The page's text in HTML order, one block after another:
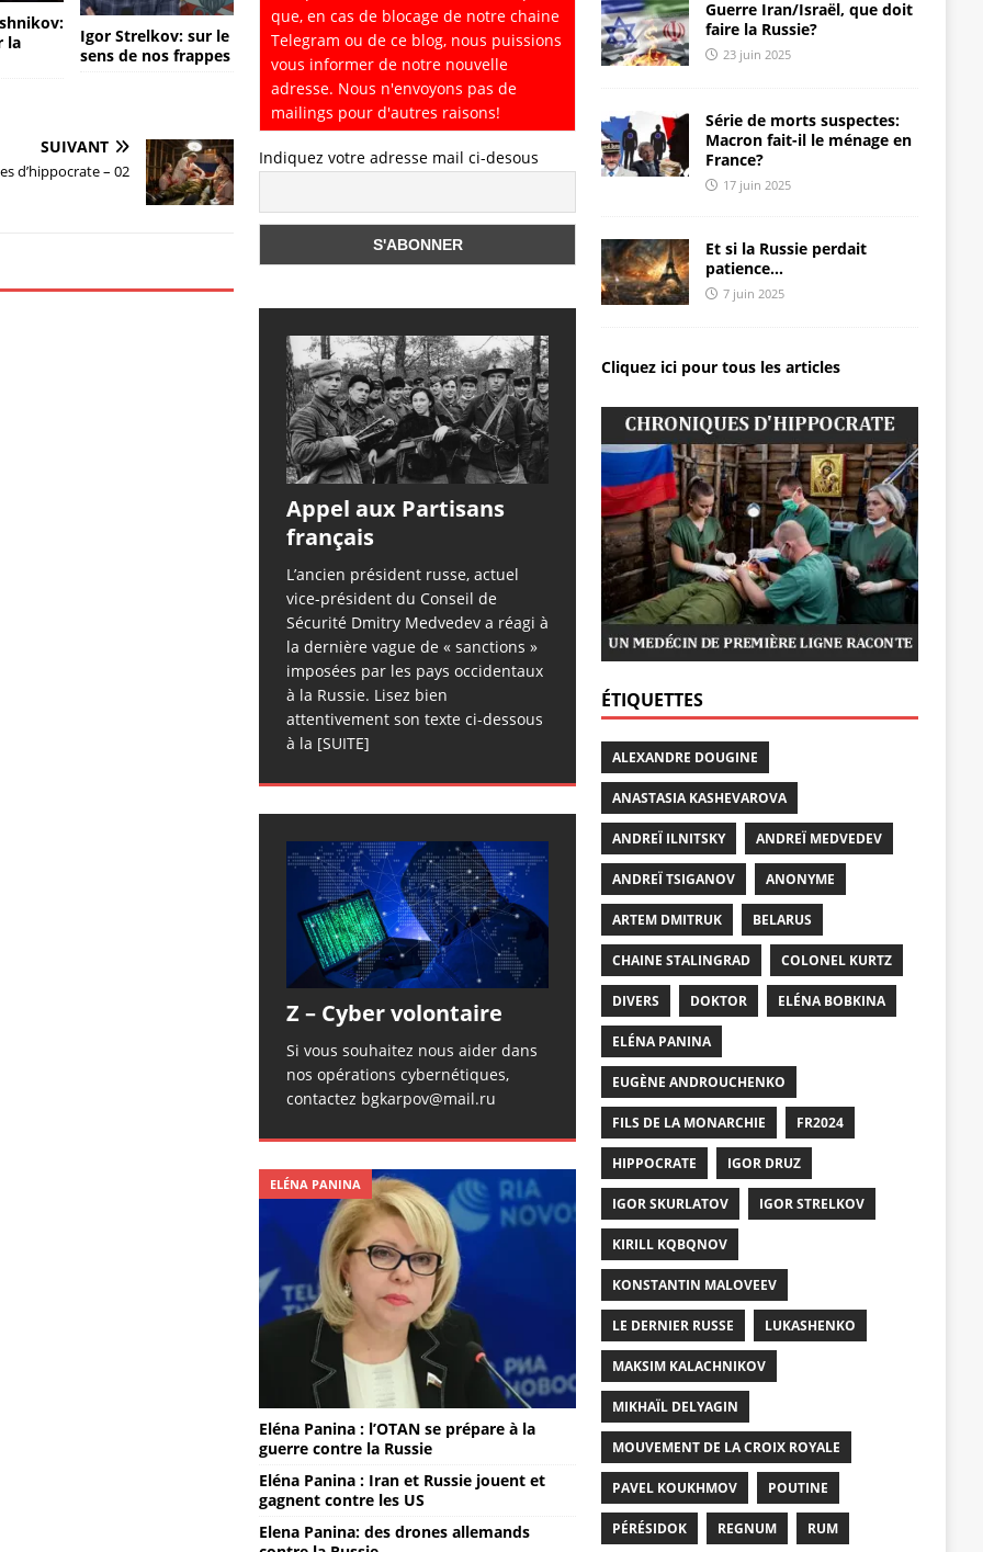
la
Igor Strelkov: sur le
sens de nos frappes
SUIVANT
d’hippocrate – 02
que, en cas de blocage de notre chaine
Telegram ou de ce blog, nous puissions
vous informer de notre nouvelle
adresse. Nous n'envoyons pas de
mailings pour d'autres raisons!
Indiquez votre adresse mail ci-desous
Appel aux Partisans
français
L’ancien président russe, actuel
vice-président du Conseil de
Sécurité Dmitry Medvedev a réagi à
la dernière vague de « sanctions »
imposées par les pays occidentaux
à la Russie. Lisez bien
attentivement son texte ci-dessous
à la [SUITE]
Z – Cyber volontaire
Si vous souhaitez nous aider dans
nos opérations cybernétiques,
contactez bgkarpov@mail.ru
ELÉNA PANINA
Eléna Panina : l’OTAN se prépare à la
guerre contre la Russie
Eléna Panina : Iran et Russie jouent et
gagnent contre les US
Elena Panina: des drones allemands
Guerre Iran/Israël, que doit
faire la Russie?
23 juin 2025
Série de morts suspectes:
Macron fait-il le ménage en
France?
17 juin 2025
Et si la Russie perdait
patience…
7 juin 2025
Cliquez ici pour tous les articles
ÉTIQUETTES
ALEXANDRE DOUGINE
ANASTASIA KASHEVAROVA
ANDREÏ ILNITSKY ANDREÏ MEDVEDEV
ANDREÏ TSIGANOV ANONYME
ARTEM DMITRUK BELARUS
CHAINE STALINGRAD COLONEL KURTZ
DIVERS DOKTOR ELÉNA BOBKINA
ELÉNA PANINA
EUGÈNE ANDROUCHENKO
FILS DE LA MONARCHIE FR2024
HIPPOCRATE IGOR DRUZ
IGOR SKURLATOV IGOR STRELKOV
KIRILL KQBQNOV
KONSTANTIN MALOVEEV
LE DERNIER RUSSE LUKASHENKO
MAKSIM KALACHNIKOV
MIKHAÏL DELYAGIN
MOUVEMENT DE LA CROIX ROYALE
PAVEL KOUKHMOV POUTINE
PÉRÉSIDOK REGNUM RUM